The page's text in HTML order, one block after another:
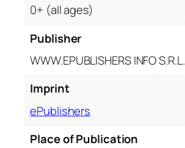
0+ (all ages)
Publisher
WWW.EPUBLISHERS INFO S.R.L.
Imprint
ePublishers
Place of Publication